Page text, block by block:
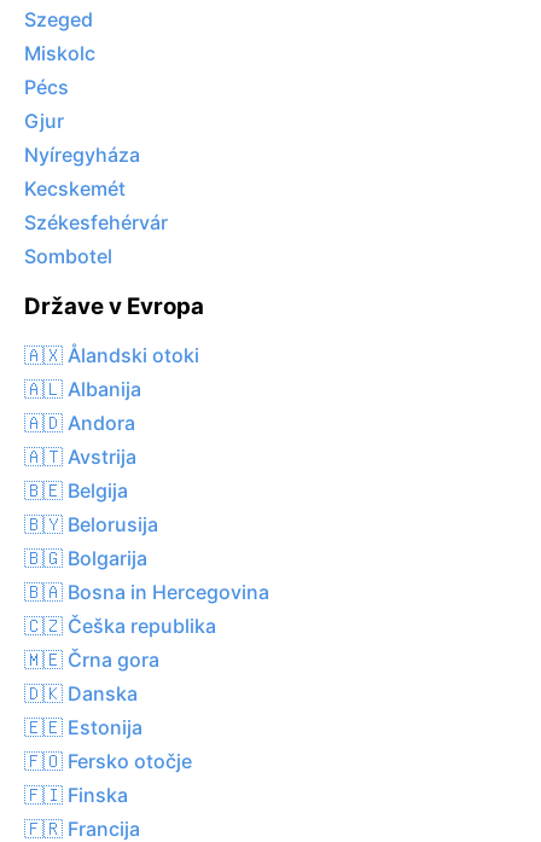
Szeged
Miskolc
Pécs
Gjur
Nyíregyháza
Kecskemét
Székesfehérvár
Sombotel
Države v Evropa
🇦🇽 Ålandski otoki
🇦🇱 Albanija
🇦🇩 Andora
🇦🇹 Avstrija
🇧🇪 Belgija
🇧🇾 Belorusija
🇧🇬 Bolgarija
🇧🇦 Bosna in Hercegovina
🇨🇿 Češka republika
🇲🇪 Črna gora
🇩🇰 Danska
🇪🇪 Estonija
🇫🇴 Fersko otočje
🇫🇮 Finska
🇫🇷 Francija